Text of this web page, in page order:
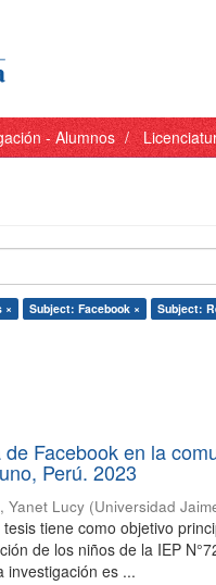
- Alumnos
× Subject: Facebook × Subject:
Facebook en la
Perú. 2023
Yanet Lucy (Universidad
tiene como objetivo
de los niños de la IEP
investigación es ...